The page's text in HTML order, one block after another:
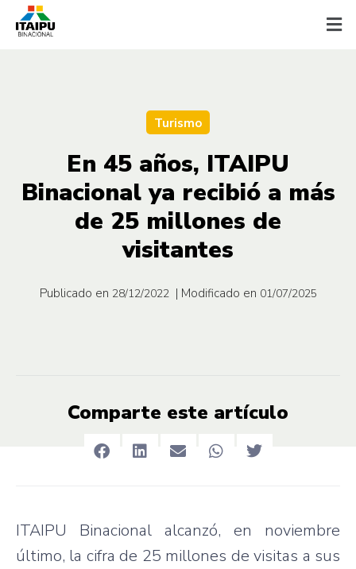
Turismo
En 45 años, ITAIPU
Binacional ya recibió a más
de 25 millones de
visitantes
Publicado en 28/12/2022 | Modificado en 01/07/2025
Comparte este artículo
ITAIPU Binacional alcanzó, en noviembre
último, la cifra de 25 millones de visitas a sus